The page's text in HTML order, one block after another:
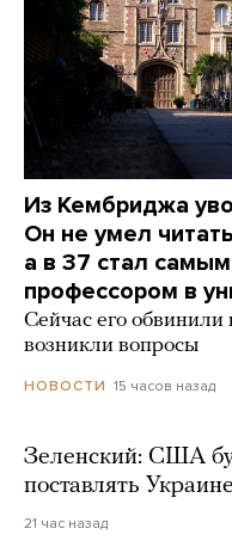
Из Кембриджа
Он не умел
а в 37 стал
профессором в
Сейчас его обвинили
возникли вопросы
НОВОСТИ 15 часов назад
Зеленский: США
поставлять
21 час назад